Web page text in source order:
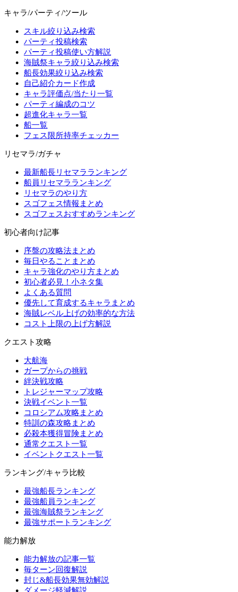
キャラ/パーティ/ツール
スキル絞り込み検索
パーティ投稿検索
パーティ投稿使い方解説
海賊祭キャラ絞り込み検索
船長効果絞り込み検索
自己紹介カード作成
キャラ評価点/当たり一覧
パーティ編成のコツ
超進化キャラ一覧
船一覧
フェス限所持率チェッカー
リセマラ/ガチャ
最新船長リセマラランキング
船員リセマラランキング
リセマラのやり方
スゴフェス情報まとめ
スゴフェスおすすめランキング
初心者向け記事
序盤の攻略法まとめ
毎日やることまとめ
キャラ強化のやり方まとめ
初心者必見！小ネタ集
よくある質問
優先して育成するキャラまとめ
海賊レベル上げの効率的な方法
コスト上限の上げ方解説
クエスト攻略
大航海
ガープからの挑戦
絆決戦攻略
トレジャーマップ攻略
決戦イベント一覧
コロシアム攻略まとめ
特訓の森攻略まとめ
必殺本獲得冒険まとめ
通常クエスト一覧
イベントクエスト一覧
ランキング/キャラ比較
最強船長ランキング
最強船員ランキング
最強海賊祭ランキング
最強サポートランキング
能力解放
能力解放の記事一覧
毎ターン回復解説
封じ&船長効果無効解説
ダメージ軽減解説